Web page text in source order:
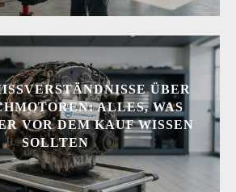
ÜBER
ALLES, WAS
VOR DEM KAUF WISSEN
SOLLTEN